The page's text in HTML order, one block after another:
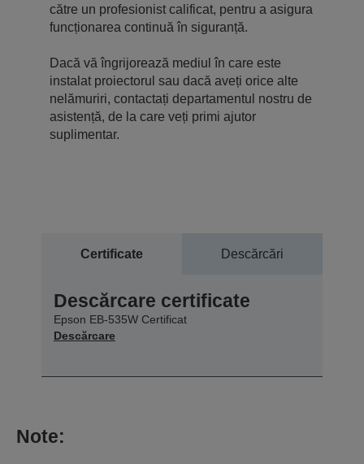
către un profesionist calificat, pentru a asigura
funcționarea continuă în siguranță.
Dacă vă îngrijorează mediul în care este
instalat proiectorul sau dacă aveți orice alte
nelămuriri, contactați departamentul nostru de
asistență, de la care veți primi ajutor
suplimentar.
Certificate Descărcări
Descărcare certificate
Epson EB-535W Certificat
Descărcare
Note: